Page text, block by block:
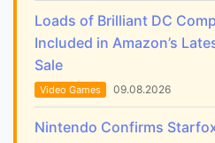
Loads of Brilliant DC
Included in Amazon’s
Sale
Video Games 09.08.2026
Nintendo Confirms